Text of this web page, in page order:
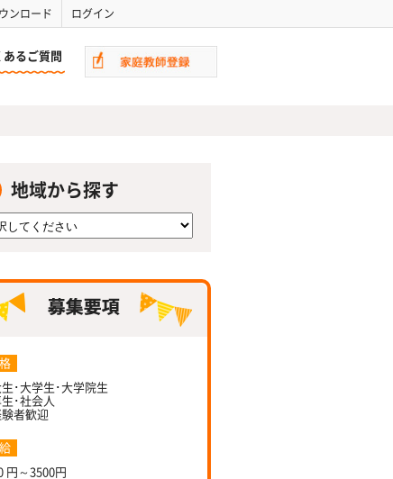
ンロード ログイン
あるご質問
地域から探す
･大学生･大学院生
･社会人
者歓迎
円～3500円